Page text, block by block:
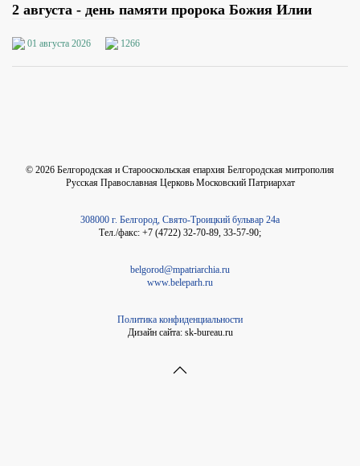
2 августа - день памяти пророка Божия Илии
01 августа 2026 1266
© 2026 Белгородская и Старооскольская епархия Белгородская митрополия
Русская Православная Церковь Московский Патриархат
308000 г. Белгород, Свято-Троицкий бульвар 24а
Тел./факс: +7 (4722) 32-70-89, 33-57-90;
belgorod@mpatriarchia.ru
www.beleparh.ru
Политика конфиденциальности
Дизайн сайта: sk-bureau.ru